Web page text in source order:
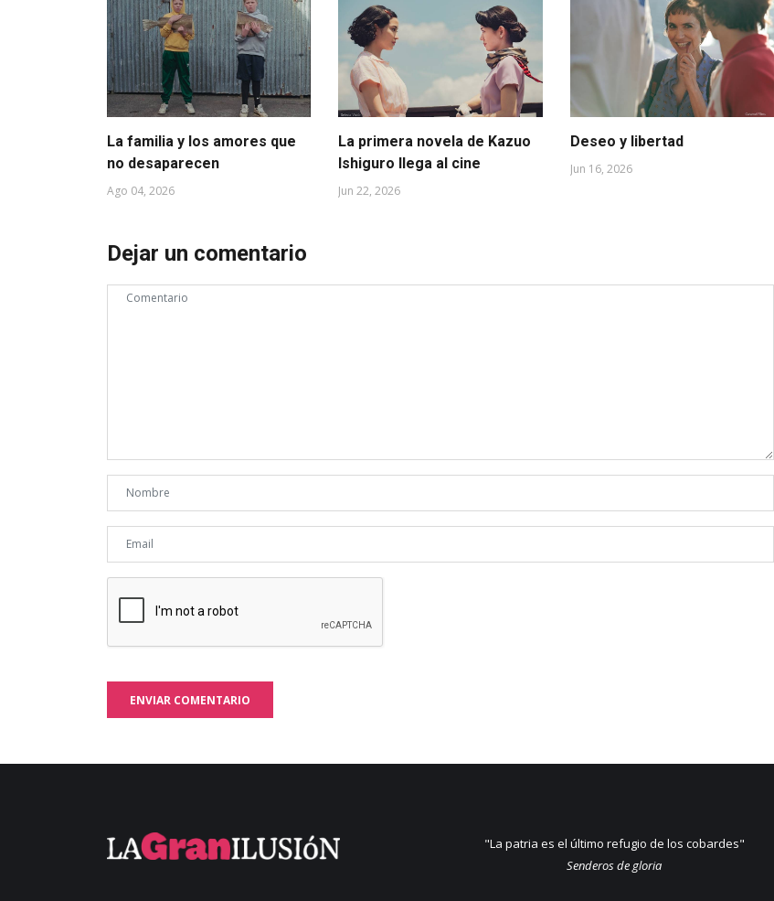
La familia y los amores que
no desaparecen
Ago 04, 2026
La primera novela de Kazuo
Ishiguro llega al cine
Jun 22, 2026
Deseo y libertad
Jun 16, 2026
Dejar un comentario
ENVIAR COMENTARIO
"La patria es el último refugio de los cobardes"
Senderos de gloria